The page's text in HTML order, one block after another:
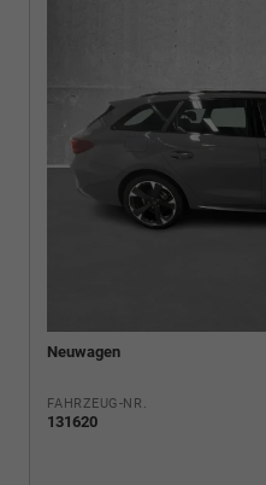
Neuwagen
FAHRZEUG-NR.
131620